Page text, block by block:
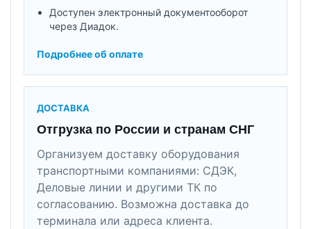
Доступен электронный документооборот
через Диадок.
Подробнее об оплате
ДОСТАВКА
Отгрузка по России и странам СНГ
Организуем доставку оборудования
транспортными компаниями: СДЭК,
Деловые линии и другими ТК по
согласованию. Возможна доставка до
терминала или адреса клиента.